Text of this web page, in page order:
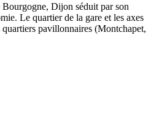
Dijon séduit par son
Le quartier de la gare et les axes
pavillonnaires (Montchapet,